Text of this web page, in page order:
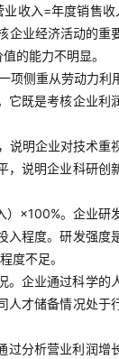
收入=年度销售
企业经济活动的重
的能力不明显。
项侧重从劳动力利
它既是考核企业利
说明企业对技术重
，说明企业科研创
）×100%。企业研
入程度。研发强度
度不足。
。企业通过科学的
人才储备情况处于
过分析营业利润增